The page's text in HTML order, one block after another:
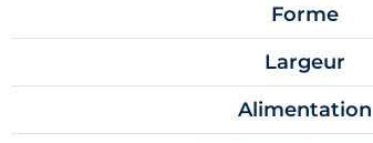
Forme
Largeur
Alimentation